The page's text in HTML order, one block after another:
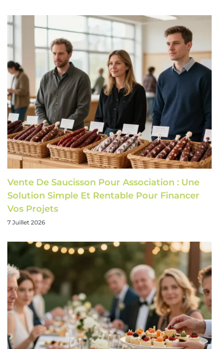
Vente De Saucisson Pour Association : Une
Solution Simple Et Rentable Pour Financer
Vos Projets
7 Juillet 2026